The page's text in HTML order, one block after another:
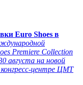
Euro Shoes в
Premiere Collection
августа на новой
центре ЦМТ